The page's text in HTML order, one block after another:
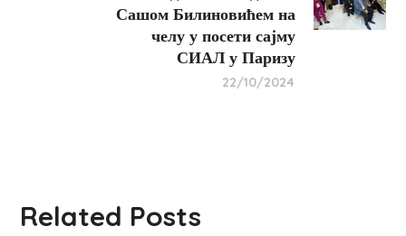
Сашом Билиновићем на
челу у посети сајму
СИАЛ у Паризу
22/10/2024
Related Posts